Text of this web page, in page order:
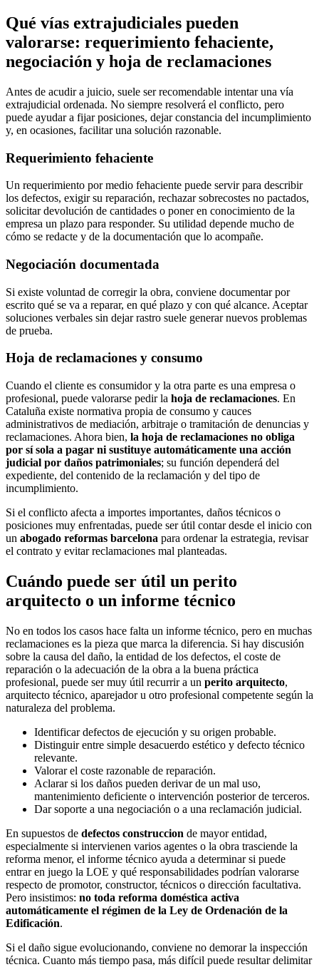
Qué vías extrajudiciales pueden
valorarse: requerimiento fehaciente,
negociación y hoja de reclamaciones
Antes de acudir a juicio, suele ser recomendable intentar una vía
extrajudicial ordenada. No siempre resolverá el conflicto, pero
puede ayudar a fijar posiciones, dejar constancia del incumplimiento
y, en ocasiones, facilitar una solución razonable.
Requerimiento fehaciente
Un requerimiento por medio fehaciente puede servir para describir
los defectos, exigir su reparación, rechazar sobrecostes no pactados,
solicitar devolución de cantidades o poner en conocimiento de la
empresa un plazo para responder. Su utilidad depende mucho de
cómo se redacte y de la documentación que lo acompañe.
Negociación documentada
Si existe voluntad de corregir la obra, conviene documentar por
escrito qué se va a reparar, en qué plazo y con qué alcance. Aceptar
soluciones verbales sin dejar rastro suele generar nuevos problemas
de prueba.
Hoja de reclamaciones y consumo
Cuando el cliente es consumidor y la otra parte es una empresa o
profesional, puede valorarse pedir la hoja de reclamaciones. En
Cataluña existe normativa propia de consumo y cauces
administrativos de mediación, arbitraje o tramitación de denuncias y
reclamaciones. Ahora bien, la hoja de reclamaciones no obliga
por sí sola a pagar ni sustituye automáticamente una acción
judicial por daños patrimoniales; su función dependerá del
expediente, del contenido de la reclamación y del tipo de
incumplimiento.
Si el conflicto afecta a importes importantes, daños técnicos o
posiciones muy enfrentadas, puede ser útil contar desde el inicio con
un abogado reformas barcelona para ordenar la estrategia, revisar
el contrato y evitar reclamaciones mal planteadas.
Cuándo puede ser útil un perito
arquitecto o un informe técnico
No en todos los casos hace falta un informe técnico, pero en muchas
reclamaciones es la pieza que marca la diferencia. Si hay discusión
sobre la causa del daño, la entidad de los defectos, el coste de
reparación o la adecuación de la obra a la buena práctica
profesional, puede ser muy útil recurrir a un perito arquitecto,
arquitecto técnico, aparejador u otro profesional competente según la
naturaleza del problema.
Identificar defectos de ejecución y su origen probable.
Distinguir entre simple desacuerdo estético y defecto técnico
relevante.
Valorar el coste razonable de reparación.
Aclarar si los daños pueden derivar de un mal uso,
mantenimiento deficiente o intervención posterior de terceros.
Dar soporte a una negociación o a una reclamación judicial.
En supuestos de defectos construccion de mayor entidad,
especialmente si intervienen varios agentes o la obra trasciende la
reforma menor, el informe técnico ayuda a determinar si puede
entrar en juego la LOE y qué responsabilidades podrían valorarse
respecto de promotor, constructor, técnicos o dirección facultativa.
Pero insistimos: no toda reforma doméstica activa
automáticamente el régimen de la Ley de Ordenación de la
Edificación.
Si el daño sigue evolucionando, conviene no demorar la inspección
técnica. Cuanto más tiempo pasa, más difícil puede resultar delimitar